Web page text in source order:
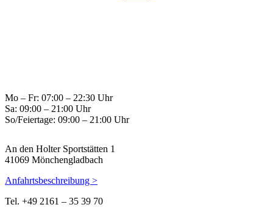
Mo – Fr: 07:00 – 22:30 Uhr
Sa: 09:00 – 21:00 Uhr
So/Feiertage: 09:00 – 21:00 Uhr
An den Holter Sportstätten 1
41069 Mönchengladbach
Anfahrtsbeschreibung >
Tel. +49 2161 – 35 39 70